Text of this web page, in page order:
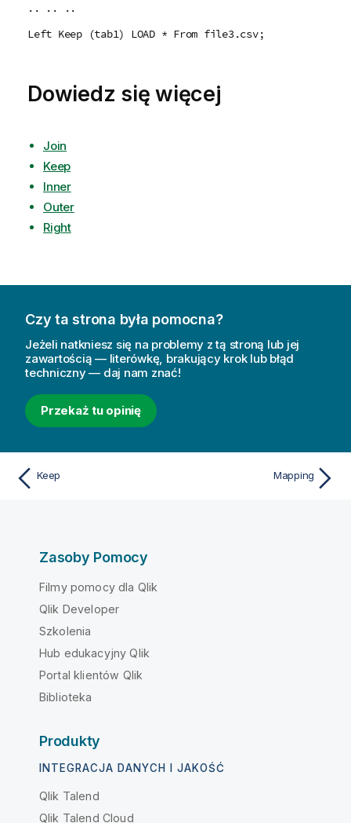
.. .. ..
Left Keep (tab1) LOAD * From file3.csv;
Dowiedz się więcej
Join
Keep
Inner
Outer
Right
Czy ta strona była pomocna?
Jeżeli natkniesz się na problemy z tą stroną lub jej
zawartością — literówkę, brakujący krok lub błąd
techniczny — daj nam znać!
Przekaż tu opinię
Keep Mapping
Zasoby Pomocy
Filmy pomocy dla Qlik
Qlik Developer
Szkolenia
Hub edukacyjny Qlik
Portal klientów Qlik
Biblioteka
Produkty
INTEGRACJA DANYCH I JAKOŚĆ
Qlik Talend
Qlik Talend Cloud